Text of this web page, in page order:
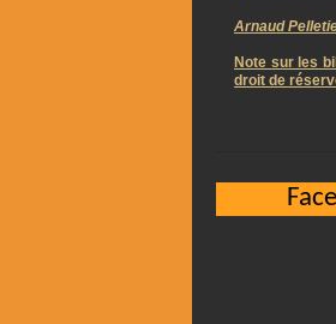
Arnaud
Note sur les
droit de